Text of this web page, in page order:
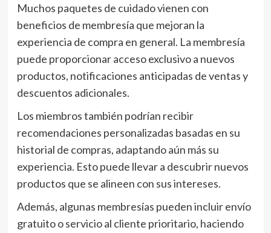
Muchos paquetes de cuidado vienen con
beneficios de membresía que mejoran la
experiencia de compra en general. La membresía
puede proporcionar acceso exclusivo a nuevos
productos, notificaciones anticipadas de ventas y
descuentos adicionales.
Los miembros también podrían recibir
recomendaciones personalizadas basadas en su
historial de compras, adaptando aún más su
experiencia. Esto puede llevar a descubrir nuevos
productos que se alineen con sus intereses.
Además, algunas membresías pueden incluir envío
gratuito o servicio al cliente prioritario, haciendo